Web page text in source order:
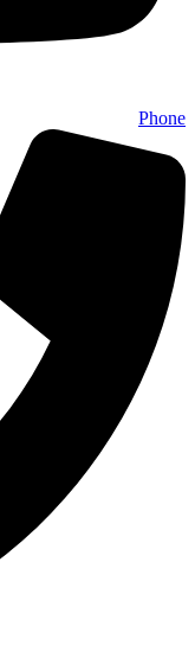
Phone